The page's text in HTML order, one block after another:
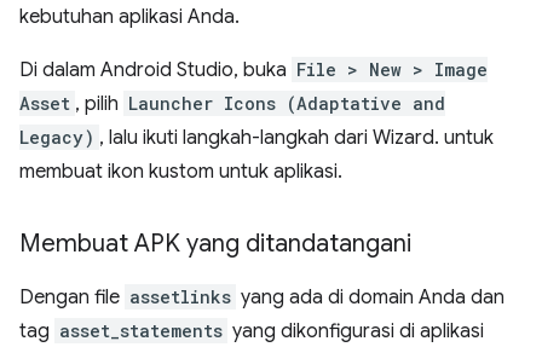
kebutuhan aplikasi Anda.
Di dalam Android Studio, buka File > New > Image
Asset , pilih Launcher Icons (Adaptative and
Legacy) , lalu ikuti langkah-langkah dari Wizard. untuk
membuat ikon kustom untuk aplikasi.
Membuat APK yang ditandatangani
Dengan file assetlinks yang ada di domain Anda dan
tag asset_statements yang dikonfigurasi di aplikasi